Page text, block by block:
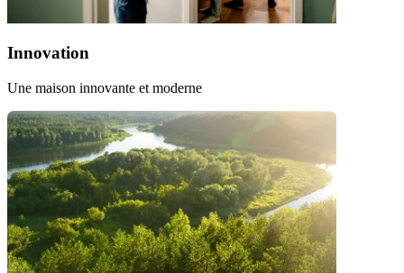
Innovation
Une maison innovante et moderne